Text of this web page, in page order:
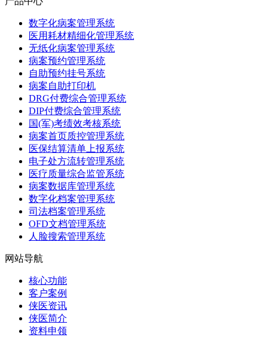
数字化病案管理系统
医用耗材精细化管理系统
无纸化病案管理系统
病案预约管理系统
自助预约挂号系统
病案自助打印机
DRG付费综合管理系统
DIP付费综合管理系统
国(军)考绩效考核系统
病案首页质控管理系统
医保结算清单上报系统
电子处方流转管理系统
医疗质量综合监管系统
病案数据库管理系统
数字化档案管理系统
司法档案管理系统
OFD文档管理系统
人脸搜索管理系统
网站导航
核心功能
客户案例
侠医资讯
侠医简介
资料申领